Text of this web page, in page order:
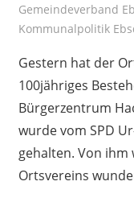
Gemeindeverband
Kommunalpolitik
Gestern hat der
100jähriges
Bürgerzentrum
wurde vom SPD
gehalten. Von ihm
Ortsvereins